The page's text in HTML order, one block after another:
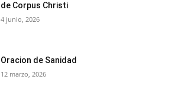
de Corpus Christi
4 junio, 2026
Oracion de Sanidad
12 marzo, 2026